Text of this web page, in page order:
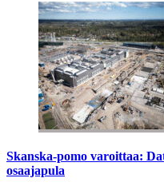
Skanska-pomo varoittaa:
osaajapula